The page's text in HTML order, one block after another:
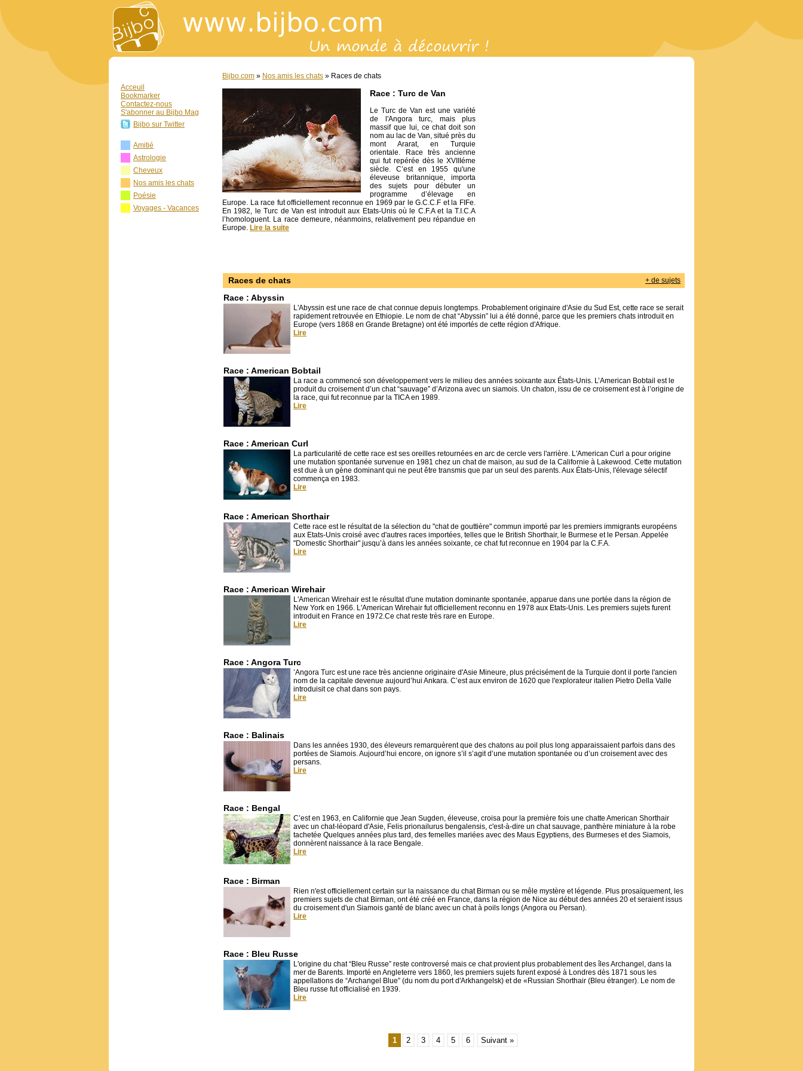
Acceuil
Bookmarker
Contactez-nous
S'abonner au Bijbo Mag
Bijbo sur Twitter
Amitié
Astrologie
Cheveux
Nos amis les chats
Poésie
Voyages - Vacances
Bijbo.com » Nos amis les chats » Races de chats
Race : Turc de Van
Le Turc de Van est une variété
de l'Angora turc, mais plus
massif que lui, ce chat doit son
nom au lac de Van, situé près du
mont Ararat, en Turquie
orientale. Race très ancienne
qui fut repérée dès le XVIIIéme
siècle. C’est en 1955 qu'une
éleveuse britannique, importa
des sujets pour débuter un
programme d’élevage en
Europe. La race fut officiellement reconnue en 1969 par le G.C.C.F et la FIFe.
En 1982, le Turc de Van est introduit aux Etats-Unis où le C.F.A et la T.I.C.A
l’homologuent. La race demeure, néanmoins, relativement peu répandue en
Europe. Lire la suite
Races de chats + de sujets
Race : Abyssin
L'Abyssin est une race de chat connue depuis longtemps. Probablement originaire d'Asie du Sud Est, cette race se serait
rapidement retrouvée en Ethiopie. Le nom de chat “Abyssin” lui a été donné, parce que les premiers chats introduit en
Europe (vers 1868 en Grande Bretagne) ont été importés de cette région d'Afrique.
Lire
Race : American Bobtail
La race a commencé son développement vers le milieu des années soixante aux États-Unis. L’American Bobtail est le
produit du croisement d’un chat “sauvage” d’Arizona avec un siamois. Un chaton, issu de ce croisement est à l’origine de
la race, qui fut reconnue par la TICA en 1989.
Lire
Race : American Curl
La particularité de cette race est ses oreilles retournées en arc de cercle vers l'arrière. L'American Curl a pour origine
une mutation spontanée survenue en 1981 chez un chat de maison, au sud de la Californie à Lakewood. Cette mutation
est due à un gène dominant qui ne peut être transmis que par un seul des parents. Aux États-Unis, l'élevage sélectif
commença en 1983.
Lire
Race : American Shorthair
Cette race est le résultat de la sélection du "chat de gouttière" commun importé par les premiers immigrants européens
aux Etats-Unis croisé avec d'autres races importées, telles que le British Shorthair, le Burmese et le Persan. Appelée
"Domestic Shorthair" jusqu’à dans les années soixante, ce chat fut reconnue en 1904 par la C.F.A.
Lire
Race : American Wirehair
L'American Wirehair est le résultat d'une mutation dominante spontanée, apparue dans une portée dans la région de
New York en 1966. L'American Wirehair fut officiellement reconnu en 1978 aux Etats-Unis. Les premiers sujets furent
introduit en France en 1972.Ce chat reste très rare en Europe.
Lire
Race : Angora Turc
’Angora Turc est une race très ancienne originaire d'Asie Mineure, plus précisément de la Turquie dont il porte l'ancien
nom de la capitale devenue aujourd’hui Ankara. C’est aux environ de 1620 que l'explorateur italien Pietro Della Valle
introduisit ce chat dans son pays.
Lire
Race : Balinais
Dans les années 1930, des éleveurs remarquèrent que des chatons au poil plus long apparaissaient parfois dans des
portées de Siamois. Aujourd’hui encore, on ignore s’il s’agit d’une mutation spontanée ou d’un croisement avec des
persans.
Lire
Race : Bengal
C’est en 1963, en Californie que Jean Sugden, éleveuse, croisa pour la première fois une chatte American Shorthair
avec un chat-léopard d'Asie, Felis prionailurus bengalensis, c'est-à-dire un chat sauvage, panthère miniature à la robe
tachetée Quelques années plus tard, des femelles mariées avec des Maus Egyptiens, des Burmeses et des Siamois,
donnèrent naissance à la race Bengale.
Lire
Race : Birman
Rien n'est officiellement certain sur la naissance du chat Birman ou se mêle mystère et légende. Plus prosaïquement, les
premiers sujets de chat Birman, ont été créé en France, dans la région de Nice au début des années 20 et seraient issus
du croisement d'un Siamois ganté de blanc avec un chat à poils longs (Angora ou Persan).
Lire
Race : Bleu Russe
L'origine du chat “Bleu Russe” reste controversé mais ce chat provient plus probablement des îles Archangel, dans la
mer de Barents. Importé en Angleterre vers 1860, les premiers sujets furent exposé à Londres dès 1871 sous les
appellations de “Archangel Blue” (du nom du port d'Arkhangelsk) et de «Russian Shorthair (Bleu étranger). Le nom de
Bleu russe fut officialisé en 1939.
Lire
1 2 3 4 5 6 Suivant »